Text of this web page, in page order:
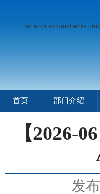
[an error occurred while
首页 部门介绍
【2026-
发